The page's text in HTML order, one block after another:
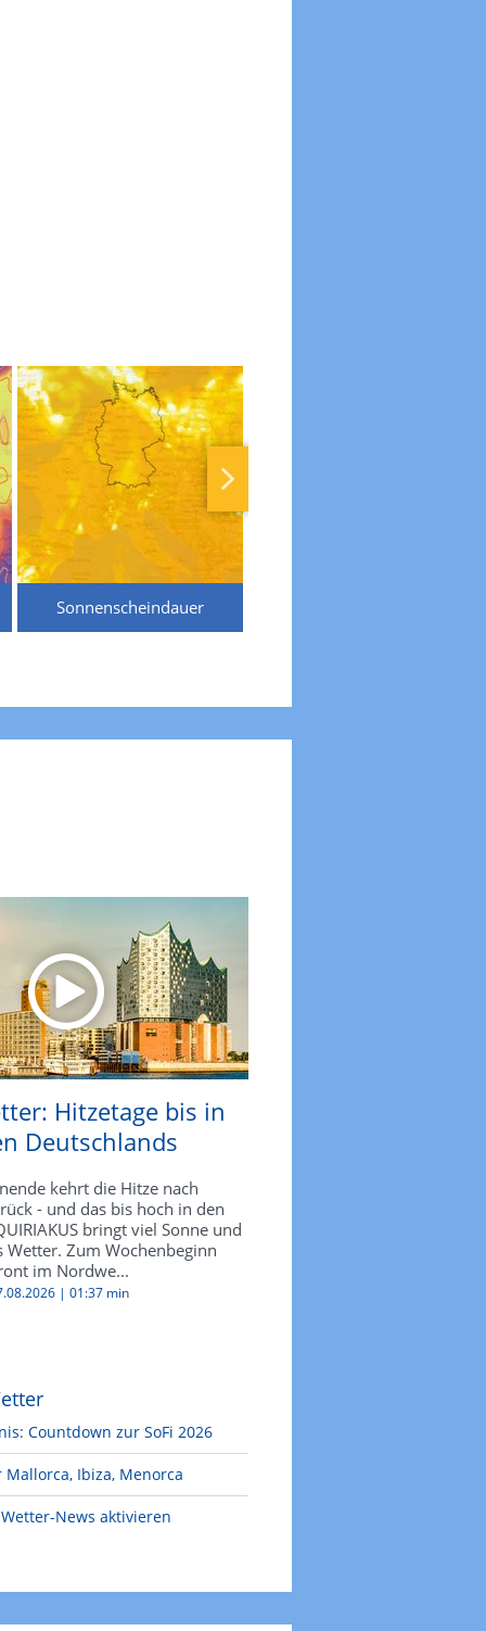
Sonnenscheindauer
Hitzetage bis in
Deutschlands
kehrt die Hitze nach
- und das bis hoch in den
bringt viel Sonne und
Wetter. Zum Wochenbeginn
im Nordwe...
| 01:37 min
Countdown zur SoFi 2026
Ibiza, Menorca
News aktivieren